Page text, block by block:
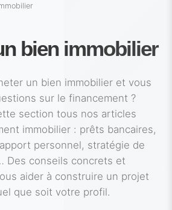
bien immobilier
un bien immobilier et vous
sur le financement ?
section tous nos articles
immobilier : prêts bancaires,
personnel, stratégie de
Des conseils concrets et
aider à construire un projet
que soit votre profil.